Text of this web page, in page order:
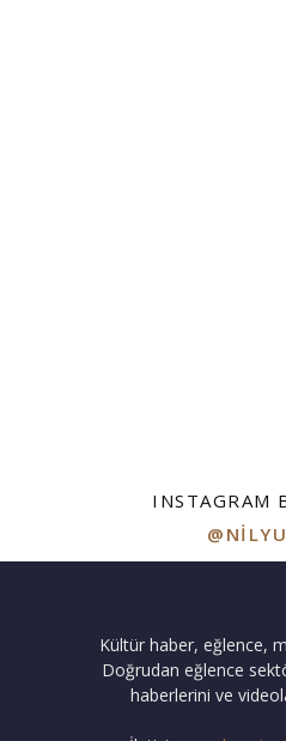
INSTAGRAM
Kültür haber, eğlence,
Doğrudan eğlence
haberlerini ve